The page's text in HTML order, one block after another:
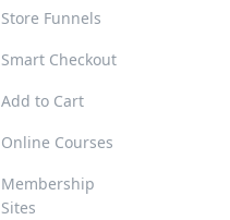
Store Funnels
Smart Checkout
Add to Cart
Online Courses
Membership
Sites